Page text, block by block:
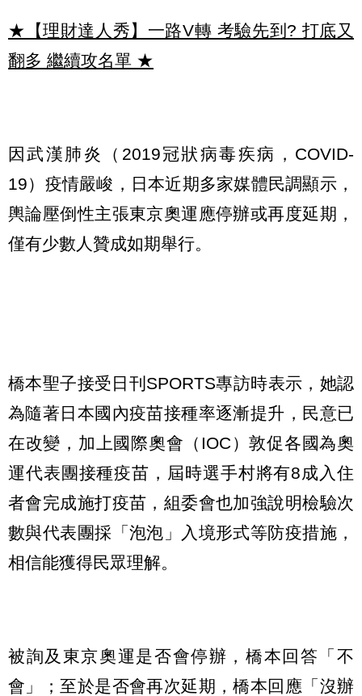
★【理財達人秀】一路V轉 考驗先到? 打底又
翻多 繼續攻名單 ★
因武漢肺炎（2019冠狀病毒疾病，COVID-
19）疫情嚴峻，日本近期多家媒體民調顯示，
輿論壓倒性主張東京奧運應停辦或再度延期，
僅有少數人贊成如期舉行。
橋本聖子接受日刊SPORTS專訪時表示，她認
為隨著日本國內疫苗接種率逐漸提升，民意已
在改變，加上國際奧會（IOC）敦促各國為奧
運代表團接種疫苗，屆時選手村將有8成入住
者會完成施打疫苗，組委會也加強說明檢驗次
數與代表團採「泡泡」入境形式等防疫措施，
相信能獲得民眾理解。
被詢及東京奧運是否會停辦，橋本回答「不
會」；至於是否會再次延期，橋本回應「沒辦